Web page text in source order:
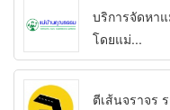
บริการจัดหา
โดยแม่...
ตีเส้นจราจร